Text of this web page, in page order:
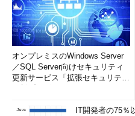
オンプレミスのWindows Server
／SQL Server向けセキュリティ
更新サービス「拡張セキュリティ
IT開発者の75％